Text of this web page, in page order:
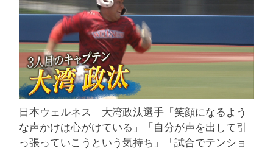
日本ウェルネス 大湾政汰選手「笑顔になるよう
な声かけは心がけている」「自分が声を出して引
っ張っていこうという気持ち」「試合でテンショ